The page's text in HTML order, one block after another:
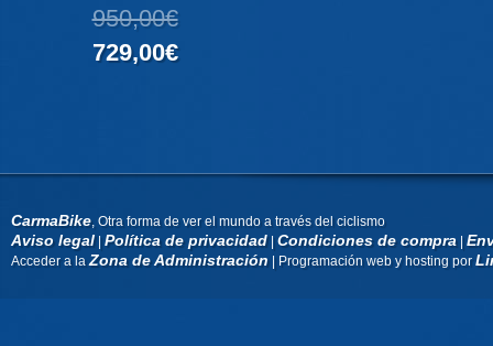
950,00€
729,00€
CarmaBike, Otra forma de ver el mundo a través del ciclismo
Aviso legal|Política de privacidad|Condiciones de compra|
Acceder a laZona de Administración| Programación web y hosting por